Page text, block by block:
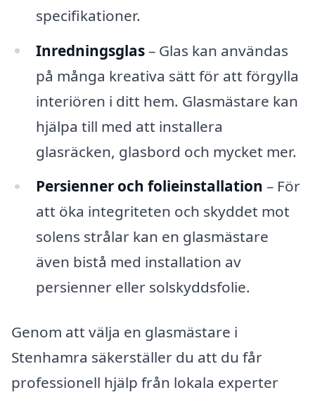
specifikationer.
Inredningsglas– Glas kan användas
på många kreativa sätt för att förgylla
interiören i ditt hem. Glasmästare kan
hjälpa till med att installera
glasräcken, glasbord och mycket mer.
Persienner och folieinstallation – För
att öka integriteten och skyddet mot
solens strålar kan en glasmästare
även bistå med installation av
persienner eller solskyddsfolie.
Genom att välja en glasmästare i
Stenhamra säkerställer du att du får
professionell hjälp från lokala experter